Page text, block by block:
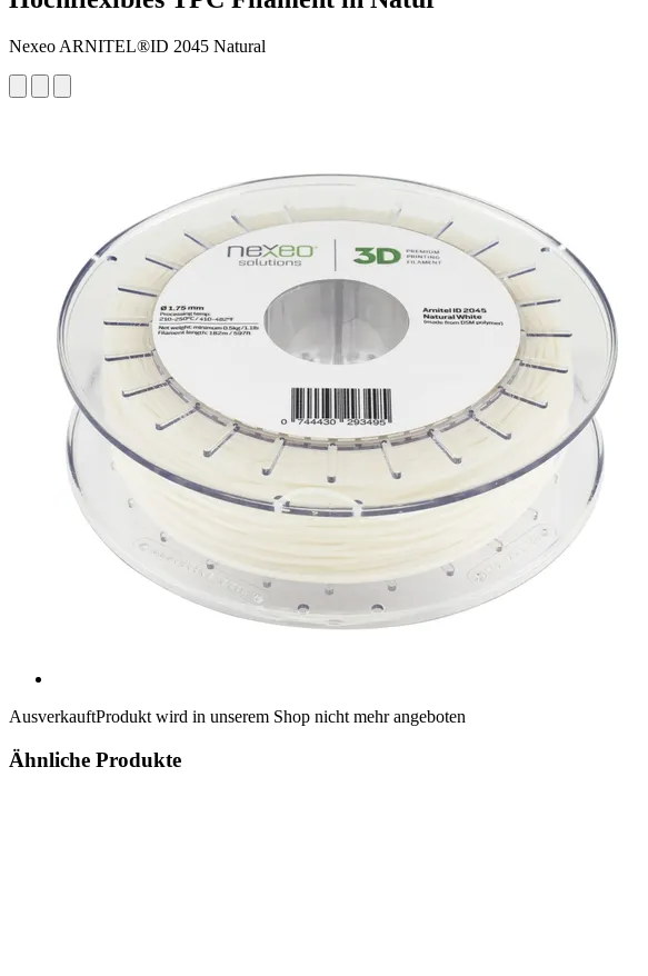
Nexeo ARNITEL®ID 2045 Natural
AusverkauftProdukt wird in unserem Shop nicht mehr angeboten
Ähnliche Produkte